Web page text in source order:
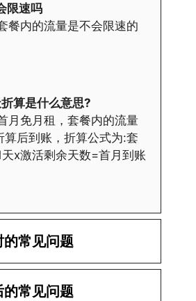
限速吗
餐内的流量是不会限速的
算是什么意思?
月免月租，套餐内的流量
算后到账，折算公式为:套
x激活剩余天数=首月到账
常见问题
活了怎么没有网?还不能使
常见问题